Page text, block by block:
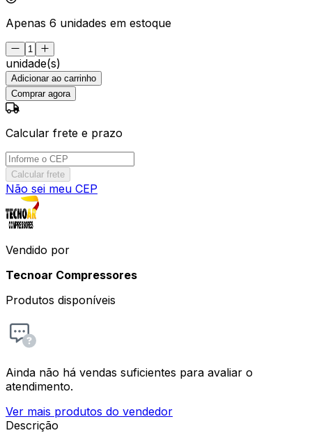
Apenas 6 unidades em estoque
unidade(s)
Adicionar ao carrinho
Comprar agora
Calcular frete e prazo
Calcular frete
Não sei meu CEP
Vendido por
Tecnoar Compressores
Produtos disponíveis
Ainda não há vendas suficientes para avaliar o
atendimento.
Ver mais produtos do vendedor
Descrição